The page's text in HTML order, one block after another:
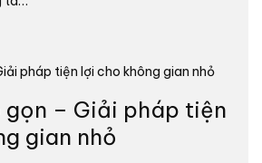
gọn – Giải pháp tiện
gian nhỏ